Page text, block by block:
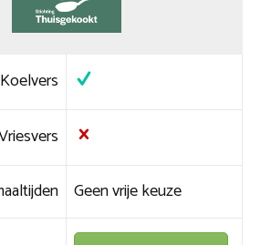
Koelvers
Geen vrije keuze